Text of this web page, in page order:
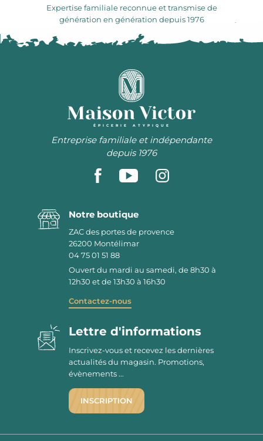
Expertise familiale reconnue et transmise de
génération en génération depuis 1976
ÉPICERIE ATYPIQUE
Entreprise familiale et indépendante
depuis 1976
Notre boutique
ZAC des portes de provence
26200 Montélimar
04 75 01 51 88
Ouvert du mardi au samedi, de 8h30 à
12h30 et de 13h30 à 16h30
Contactez-nous
Lettre d'informations
Inscrivez-vous et recevez les dernières
actualités du magasin. Promotions,
évènements ...
INSCRIPTION